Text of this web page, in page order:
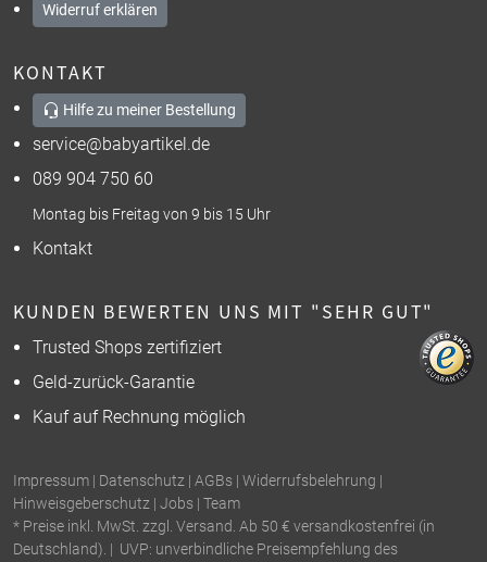
Widerruf erklären
KONTAKT
Hilfe zu meiner Bestellung
service@babyartikel.de
089 904 750 60
Montag bis Freitag von 9 bis 15 Uhr
Kontakt
KUNDEN BEWERTEN UNS MIT "SEHR GUT"
Trusted Shops zertifiziert
Geld-zurück-Garantie
Kauf auf Rechnung möglich
Impressum | Datenschutz | AGBs | Widerrufsbelehrung |
Hinweisgeberschutz | Jobs | Team
* Preise inkl. MwSt. zzgl. Versand. Ab 50 € versandkostenfrei (in
Deutschland). | UVP: unverbindliche Preisempfehlung des